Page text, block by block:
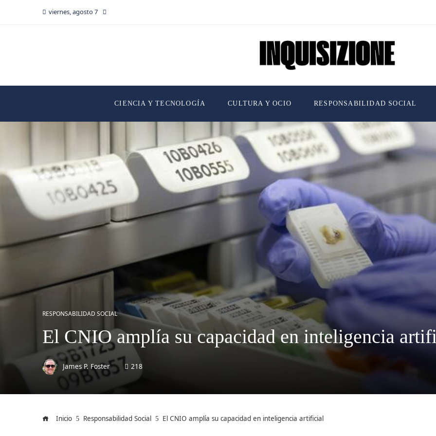
viernes, agosto 7
CIENCIA Y TECNOLOGÍA CULTURA Y OCIO RESPONSABILIDAD SOCIAL
RESPONSABILIDAD SOCIAL
El CNIO amplía su capacidad en inteligencia
James P. Foster 218
Inicio Responsabilidad Social El CNIO amplía su capacidad en inteligencia artificial